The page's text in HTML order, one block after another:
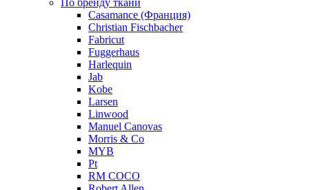
По бренду ткани
Casamance (Франция)
Christian Fischbacher
Fabricut
Fuggerhaus
Harlequin
Jab
Kobe
Larsen
Linwood
Manuel Canovas
Morris & Co
MYB
Pt
RM COCO